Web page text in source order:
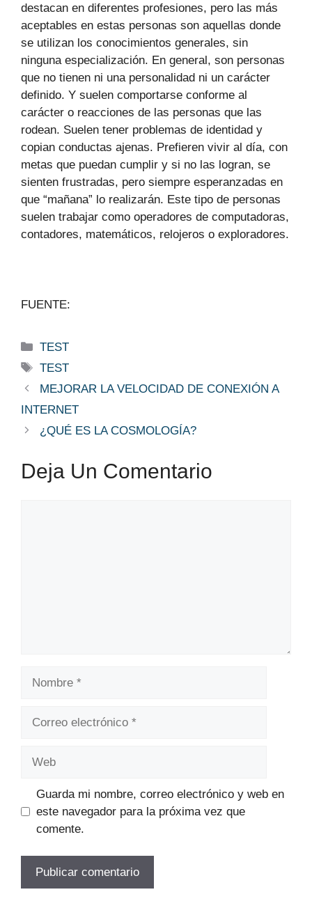
destacan en diferentes profesiones, pero las más
aceptables en estas personas son aquellas donde
se utilizan los conocimientos generales, sin
ninguna especialización. En general, son personas
que no tienen ni una personalidad ni un carácter
definido. Y suelen comportarse conforme al
carácter o reacciones de las personas que las
rodean. Suelen tener problemas de identidad y
copian conductas ajenas. Prefieren vivir al día, con
metas que puedan cumplir y si no las logran, se
sienten frustradas, pero siempre esperanzadas en
que “mañana” lo realizarán. Este tipo de personas
suelen trabajar como operadores de computadoras,
contadores, matemáticos, relojeros o exploradores.
FUENTE:
Categorías
TEST
Etiquetas
TEST
MEJORAR LA VELOCIDAD DE CONEXIÓN A
INTERNET
¿QUÉ ES LA COSMOLOGÍA?
Deja Un Comentario
Guarda mi nombre, correo electrónico y web en
este navegador para la próxima vez que
comente.